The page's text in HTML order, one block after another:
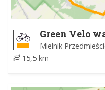
Green Velo
Mielnik
15,5 km